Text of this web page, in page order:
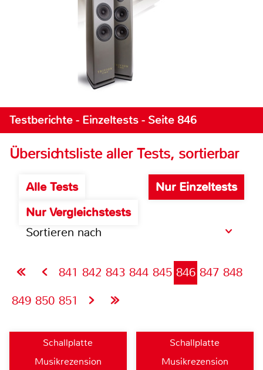
Testberichte - Einzeltests - Seite 846
Übersichtsliste aller Tests, sortierbar
Alle Tests
Nur Einzeltests
Nur Vergleichstests
Sortieren nach
841 842 843 844 845 846 847 848
849 850 851
Schallplatte
Musikrezension
Schallplatte
Musikrezension